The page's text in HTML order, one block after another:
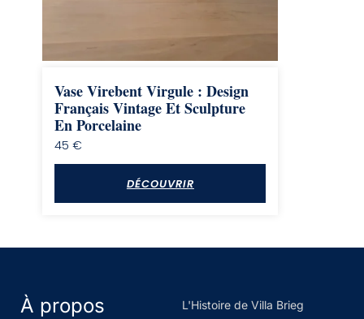
Vase Virebent Virgule : Design
Français Vintage Et Sculpture
En Porcelaine
45€
DÉCOUVRIR
À propos L'Histoire de Villa Brieg